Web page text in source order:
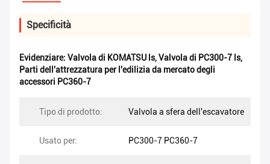
Specificità
Evidenziare: Valvola di KOMATSU ls,Valvola di PC300-7 ls,
Parti dell'attrezzatura per l'edilizia da mercato degli
accessori PC360-7
Tipo di prodotto: Valvola a sfera dell'escavatore
Usato per: PC300-7 PC360-7